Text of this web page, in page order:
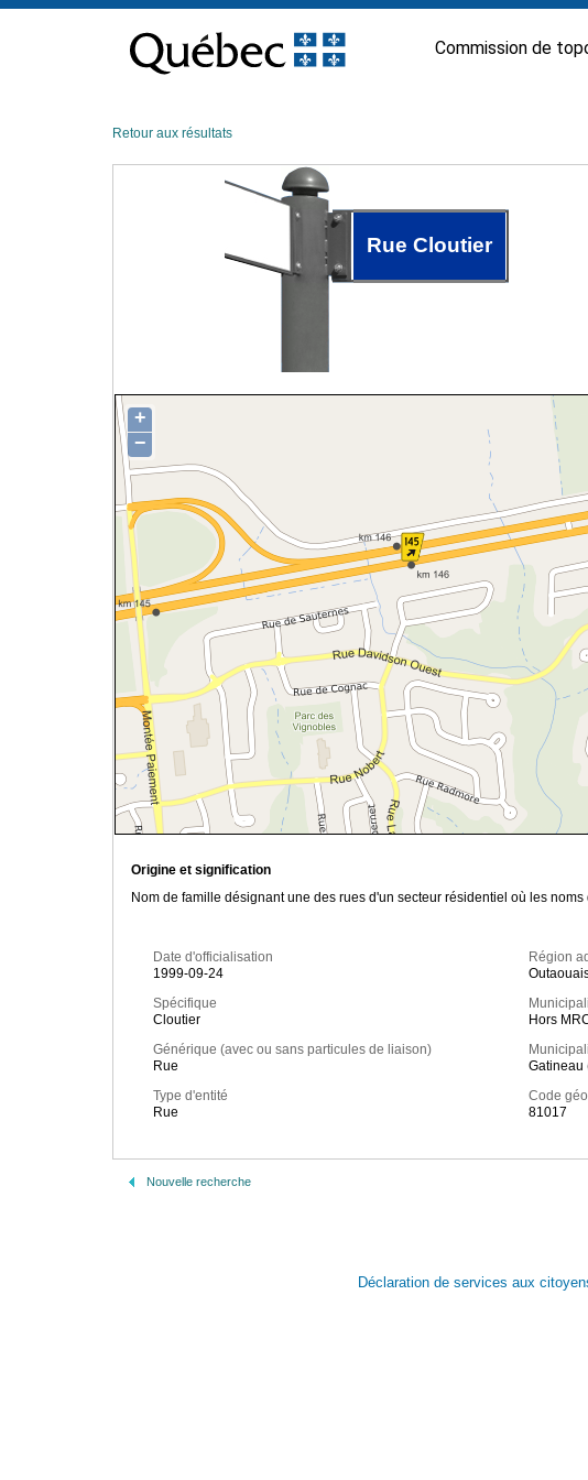
contenu
Commission de
Retour aux résultats
Rue Cloutier
+
−
Origine et signification
Nom de famille désignant une des rues d'un secteur résidentiel où les
Date d'officialisation
1999-09-24
Spécifique
Cloutier
Générique (avec ou sans particules de liaison)
Rue
Type d'entité
Rue
Région
Hors
Gatineau
Code
81017
Nouvelle recherche
Déclaration de services aux